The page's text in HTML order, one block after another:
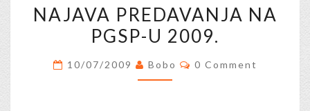
PREDAVANJA
NA
NAJAVA PREDAVANJA NA
PGSP-U 2009.
10/07/2009 Bobo Comments
0 Comment